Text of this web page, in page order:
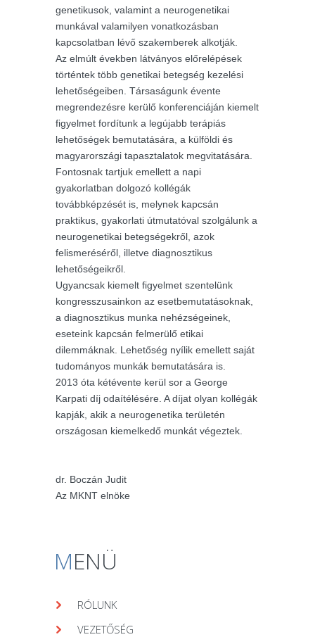
genetikusok, valamint a neurogenetikai
munkával valamilyen vonatkozásban
kapcsolatban lévő szakemberek alkotják.
Az elmúlt években látványos előrelépések
történtek több genetikai betegség kezelési
lehetőségeiben. Társaságunk évente
megrendezésre kerülő konferenciáján kiemelt
figyelmet fordítunk a legújabb terápiás
lehetőségek bemutatására, a külföldi és
magyarországi tapasztalatok megvitatására.
Fontosnak tartjuk emellett a napi
gyakorlatban dolgozó kollégák
továbbképzését is, melynek kapcsán
praktikus, gyakorlati útmutatóval szolgálunk a
neurogenetikai betegségekről, azok
felismeréséről, illetve diagnosztikus
lehetőségeikről.
Ugyancsak kiemelt figyelmet szentelünk
kongresszusainkon az esetbemutatásoknak,
a diagnosztikus munka nehézségeinek,
eseteink kapcsán felmerülő etikai
dilemmáknak. Lehetőség nyílik emellett saját
tudományos munkák bemutatására is.
2013 óta kétévente kerül sor a George
Karpati díj odaítélésére. A díjat olyan kollégák
kapják, akik a neurogenetika területén
országosan kiemelkedő munkát végeztek.
dr. Boczán Judit
Az MKNT elnöke
MENÜ
RÓLUNK
VEZETŐSÉG